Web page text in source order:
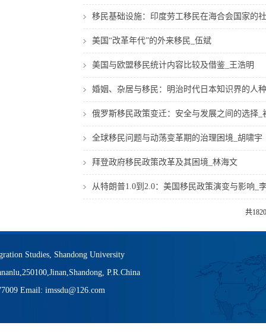
移民基础设施：印度劳工移民在海合会国家的
美国“改革年代”的外来移民_伍斌
美国与欧盟移民统计内容比较及借鉴_王浩明
婚姻、杂居与移民：明治时代日本知识界的人
俄罗斯移民政策变迁：安全与发展之间的选择_
全球移民问题与动荡变革期的治理困境_胡啸宇
拜登政府移民政策改革及其困境_林海文
从特朗普1.0到2.0：美国移民政策演变与影响_
共
Studies, Shandong University
P.R.China
Email: imssdu@126.com